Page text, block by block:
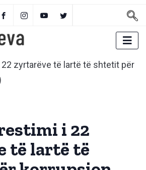
i 22
të lartë të